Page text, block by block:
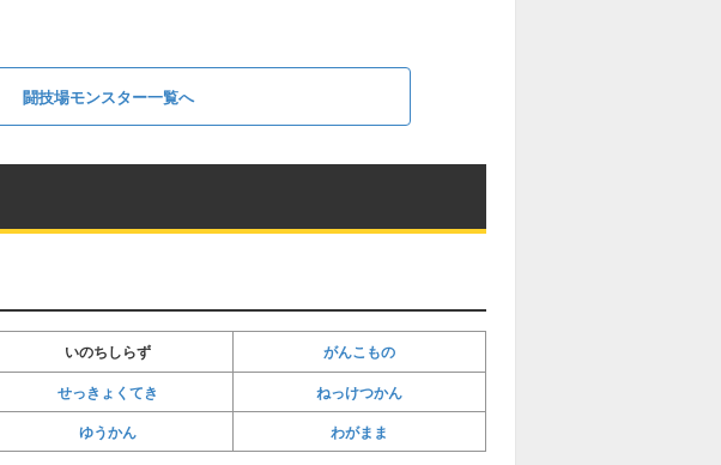
闘技場モンスター一覧へ
いのちしらず
がんこもの
せっきょくてき
ねっけつかん
ゆうかん わがまま